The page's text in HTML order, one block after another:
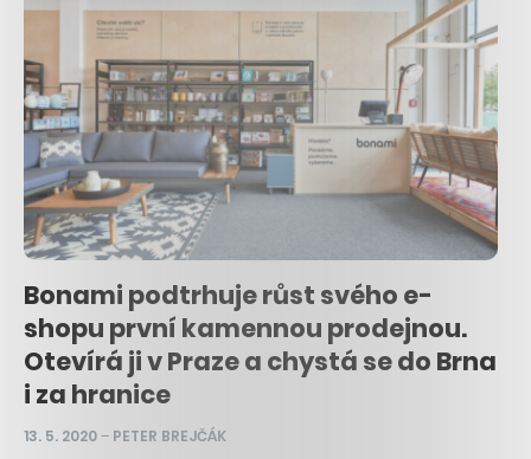
Bonami podtrhuje růst svého e-
shopu první kamennou prodejnou.
Otevírá ji v Praze a chystá se do Brna
i za hranice
13. 5. 2020– PETER BREJČÁK